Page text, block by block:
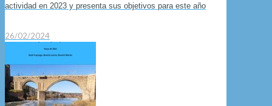
actividad en 2023 y presenta sus objetivos para este año
26/02/2024